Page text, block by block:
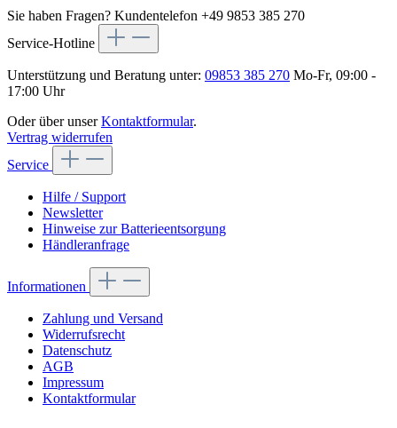
Sie haben Fragen? Kundentelefon +49 9853 385 270
Service-Hotline
Unterstützung und Beratung unter: 09853 385 270 Mo-Fr, 09:00 -
17:00 Uhr
Oder über unserKontaktformular.
Vertrag widerrufen
Service
Hilfe / Support
Newsletter
Hinweise zur Batterieentsorgung
Händleranfrage
Informationen
Zahlung und Versand
Widerrufsrecht
Datenschutz
AGB
Impressum
Kontaktformular